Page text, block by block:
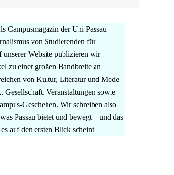
Campusmagazin der Uni Passau
von Studierenden für
unserer Website publizieren wir
zu einer großen Bandbreite an
von Kultur, Literatur und Mode
Gesellschaft, Veranstaltungen sowie
Geschehen. Wir schreiben also
Passau bietet und bewegt – und das
auf den ersten Blick scheint.